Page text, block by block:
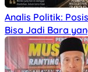
Analis Politik:
Bisa Jadi Bara